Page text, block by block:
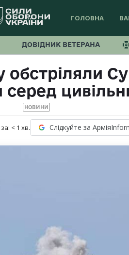
ГОЛОВНА
ДОВІДНИК ВЕТЕРАНА
обстріляли
серед
НОВИНИ
< 1 хв. Слідкуйте за